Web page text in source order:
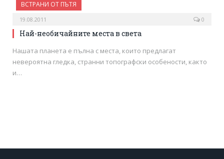
ВСТРАНИ ОТ ПЪТЯ
19.08.2011 0
Най-необичайните места в света
Нашата планета е пълна с места, които предлагат
невероятна гледка, странни топографски особености, както
и…